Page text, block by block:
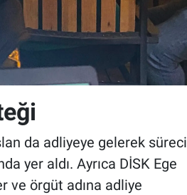
da adliyeye gelerek süreci
yer aldı. Ayrıca DİSK Ege
ve örgüt adına adliye